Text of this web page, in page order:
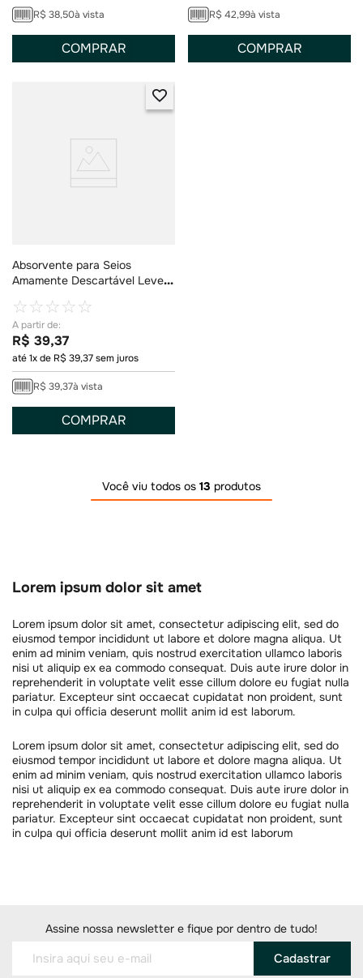
R$ 38,50à vista
COMPRAR
R$ 42,99à vista
COMPRAR
Absorvente para Seios
Amamente Descartável Leve
☆☆☆☆☆
R$ 39,37
até1x de R$39,37sem juros
R$ 39,37à vista
COMPRAR
Você viu todos os 13 produtos
Lorem ipsum dolor sit amet
Lorem ipsum dolor sit amet, consectetur adipiscing elit, sed do
eiusmod tempor incididunt ut labore et dolore magna aliqua. Ut
enim ad minim veniam, quis nostrud exercitation ullamco laboris
nisi ut aliquip ex ea commodo consequat. Duis aute irure dolor in
reprehenderit in voluptate velit esse cillum dolore eu fugiat nulla
pariatur. Excepteur sint occaecat cupidatat non proident, sunt
in culpa qui officia deserunt mollit anim id est laborum.
Lorem ipsum dolor sit amet, consectetur adipiscing elit, sed do
eiusmod tempor incididunt ut labore et dolore magna aliqua. Ut
enim ad minim veniam, quis nostrud exercitation ullamco laboris
nisi ut aliquip ex ea commodo consequat. Duis aute irure dolor in
reprehenderit in voluptate velit esse cillum dolore eu fugiat nulla
pariatur. Excepteur sint occaecat cupidatat non proident, sunt
in culpa qui officia deserunt mollit anim id est laborum
Assine nossa newsletter e fique por dentro de tudo!
Cadastrar